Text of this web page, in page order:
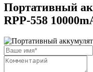
Портативный
RPP-558